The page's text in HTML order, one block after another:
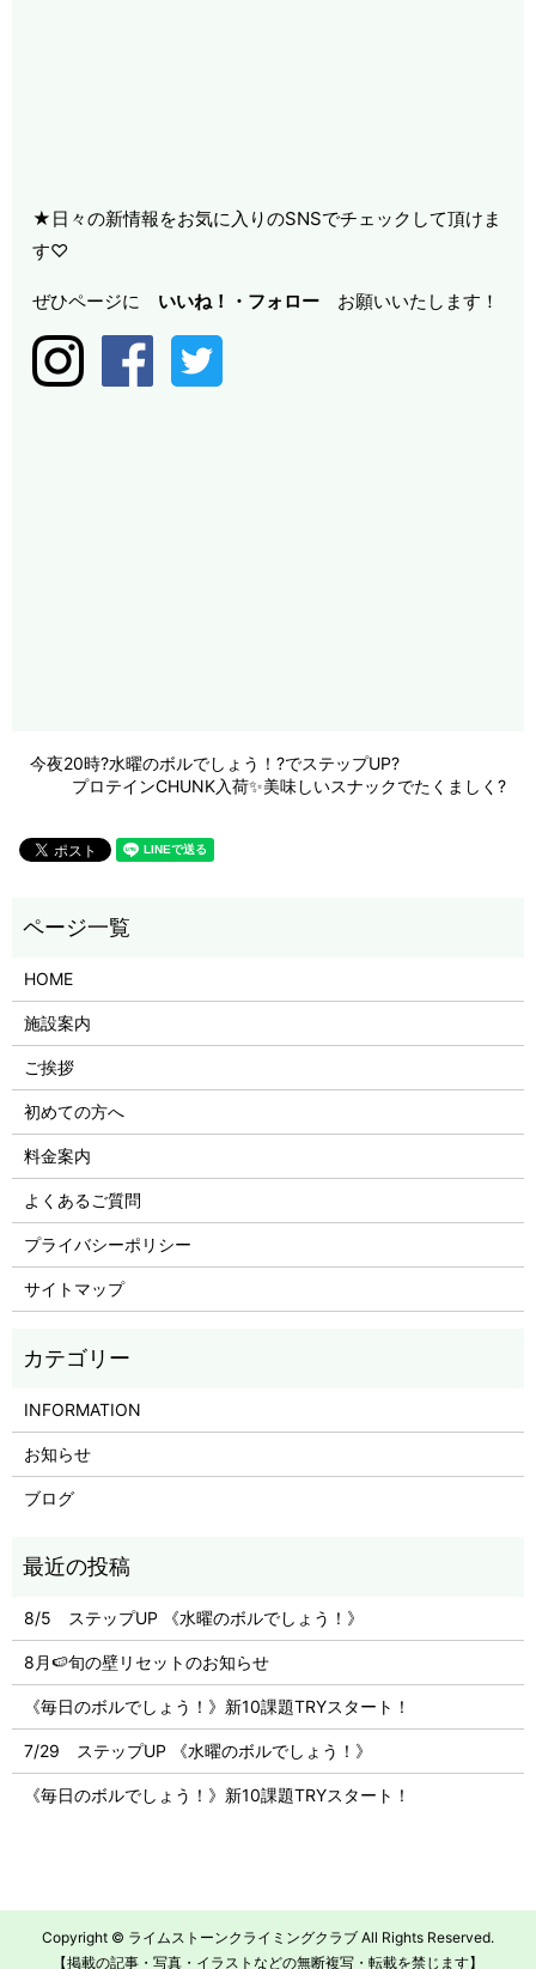
★日々の新情報をお気に入りのSNSでチェックして頂けま
す♡
ぜひページに いいね！・ フォロー お願いいたします！
今夜20時?水曜のボルでしょう！?でステップUP?
プロテインCHUNK入荷✨美味しいスナックでたくましく?
HOME
施設案内
ご挨拶
初めての方へ
料金案内
よくあるご質問
プライバシーポリシー
サイトマップ
INFORMATION
お知らせ
ブログ
8/5 ステップUP 《水曜のボルでしょう！》
8月🍉旬の壁リセットのお知らせ
《毎日のボルでしょう！》新10課題TRYスタート！
7/29 ステップUP 《水曜のボルでしょう！》
《毎日のボルでしょう！》新10課題TRYスタート！
Copyright © ライムストーンクライミングクラブ All Rights Reserved.
【掲載の記事・写真・イラストなどの無断複写・転載を禁じます】